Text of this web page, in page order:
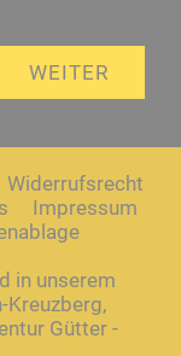
Widerrufsrecht
Impressum
in unserem
Kreuzberg,
Gütter -